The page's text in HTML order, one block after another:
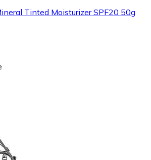
Tinted Moisturizer SPF20 50g